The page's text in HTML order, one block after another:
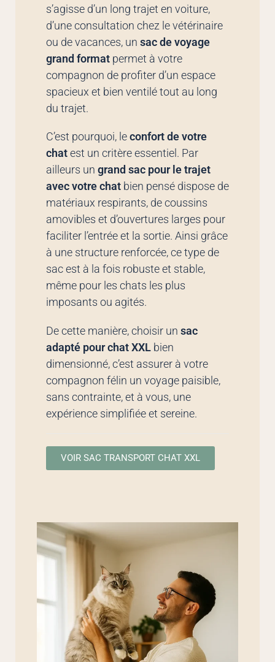
s’agisse d’un long trajet en voiture,
d’une consultation chez le vétérinaire
ou de vacances, un sac de voyage
grand format permet à votre
compagnon de profiter d’un espace
spacieux et bien ventilé tout au long
du trajet.
C’est pourquoi, leconfort de votre
chatest un critère essentiel. Par
ailleurs un grand sac pour le trajet
avec votre chat bien pensé dispose de
matériaux respirants, de coussins
amovibles et d’ouvertures larges pour
faciliter l’entrée et la sortie. Ainsi grâce
à une structure renforcée, ce type de
sac est à la fois robuste et stable,
même pour les chats les plus
imposants ou agités.
De cette manière, choisir un sac
adapté pour chat XXL bien
dimensionné, c’est assurer à votre
compagnon félin un voyage paisible,
sans contrainte, et à vous, une
expérience simplifiée et sereine.
VOIR SAC TRANSPORT CHAT XXL